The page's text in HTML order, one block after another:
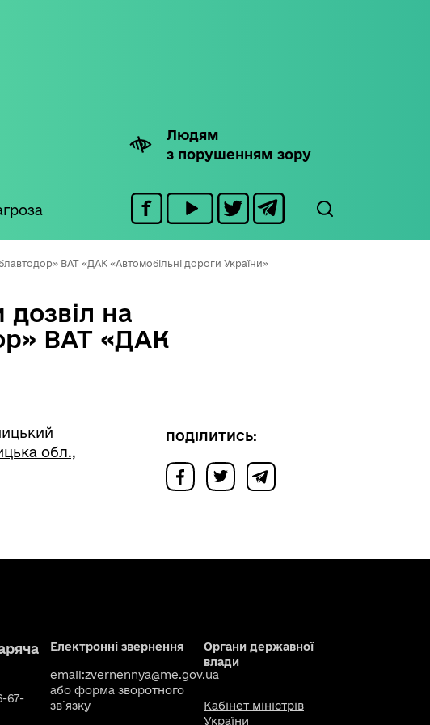
Людям
з порушенням зору
ВАТ «ДАК «Автомобільні дороги України»
на
ВАТ «ДАК
обл.,
ПОДІЛИТИСЬ:
67-
Електронні звернення
email:zvernennya@me.gov.ua
або форма зворотного
зв`язку
Органи державної
влади
Кабінет міністрів
України